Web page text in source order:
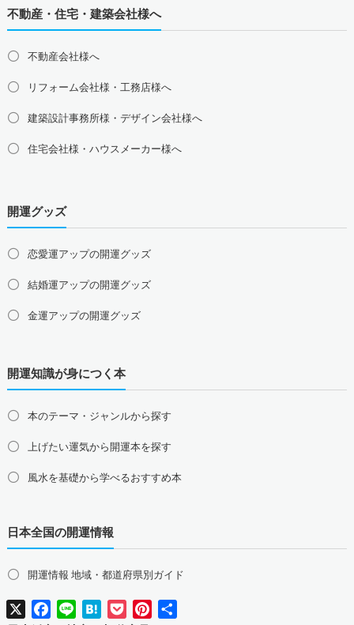
富山県の占い師募集・求人
福井県の占い師募集・求人
関西地方の占い師募集・求人
大阪府の占い師募集・求人
兵庫県の占い師募集・求人
奈良県の占い師募集・求人
和歌山県の占い師募集・求人
中国地方の占い師募集・求人
山口県の占い師募集・求人
四国地方の占い師募集・求人
愛媛県の占い師募集・求人
九州地方の占い師募集・求人
大分県の占い師募集・求人
不動産・住宅・建築会社様へ
不動産会社様へ
リフォーム会社様・工務店様へ
建築設計事務所様・デザイン会社様へ
住宅会社様・ハウスメーカー様へ
開運グッズ
恋愛運アップの開運グッズ
結婚運アップの開運グッズ
金運アップの開運グッズ
健康運アップの開運グッズ
家庭運・家族運アップの開運グッズ
総合運・全体運アップの開運グッズ
2026年干支の午・馬の開運グッズ
幸運を呼ぶ、かわいい招き猫
開運知識が身につく本
本のテーマ・ジャンルから探す
上げたい運気から開運本を探す
風水を基礎から学べるおすすめ本
日本全国の開運情報
開運情報 地域・都道府県別ガイド
X Facebook
Line HatenaPocketPinterest